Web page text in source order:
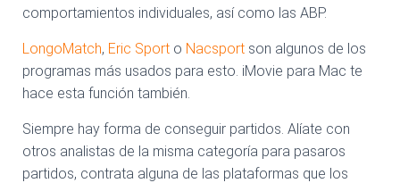
comportamientos individuales, así como las ABP.
LongoMatch, Eric Sport o Nacsport son algunos de los
programas más usados para esto. iMovie para Mac te
hace esta función también.
Siempre hay forma de conseguir partidos. Alíate con
otros analistas de la misma categoría para pasaros
partidos, contrata alguna de las plataformas que los